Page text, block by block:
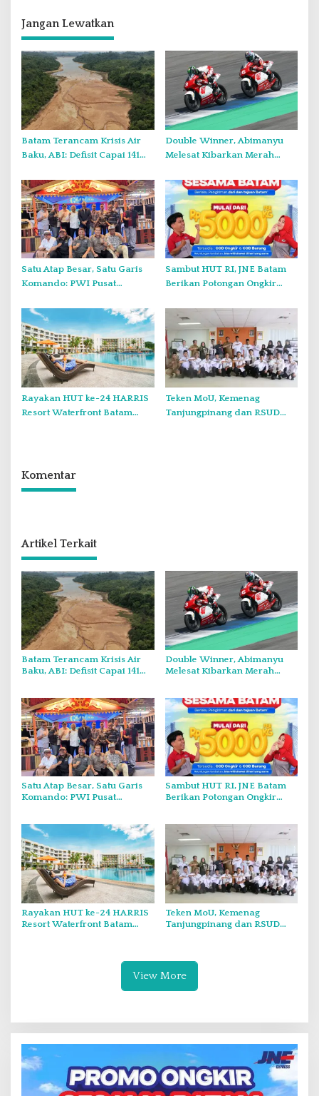
a
s
i
p
o
s
Jangan Lewatkan
Batam Terancam Krisis Air
Baku, ABI: Defisit Capai 141
Double Winner, Abimanyu
Melesat Kibarkan Merah
Satu Atap Besar, Satu Garis
Komando: PWI Pusat
pada PWI Kepri
Sambut HUT RI, JNE Batam
Berikan Potongan Ongkir
Rayakan HUT ke-24 HARRIS
Resort Waterfront Batam
Teken MoU, Kemenag
Tanjungpinang dan RSUD
Komentar
Artikel Terkait
Batam Terancam Krisis Air
Baku, ABI: Defisit Capai 141
Double Winner, Abimanyu
Melesat Kibarkan Merah
Satu Atap Besar, Satu Garis
Komando: PWI Pusat
Sambut HUT RI, JNE Batam
Berikan Potongan Ongkir
Rayakan HUT ke-24 HARRIS
Resort Waterfront Batam
Teken MoU, Kemenag
Tanjungpinang dan RSUD
View More